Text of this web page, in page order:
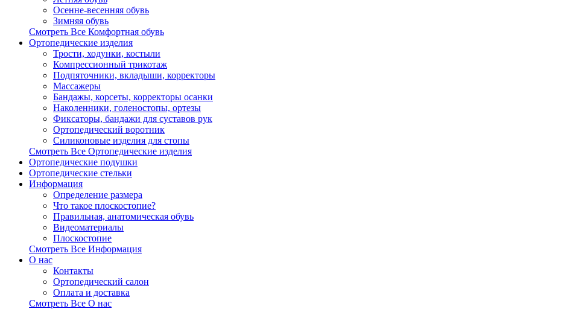
Осенне-весенняя обувь
Зимняя обувь
Смотреть Все Комфортная обувь
Ортопедические изделия
Трости, ходунки, костыли
Компрессионный трикотаж
Подпяточники, вкладыши, корректоры
Массажеры
Бандажы, корсеты, корректоры осанки
Наколенники, голеностопы, ортезы
Фиксаторы, бандажи для суставов рук
Ортопедический воротник
Силиконовые изделия для стопы
Смотреть Все Ортопедические изделия
Ортопедические подушки
Ортопедические стельки
Информация
Определение размера
Что такое плоскостопие?
Правильная, анатомическая обувь
Видеоматериалы
Плоскостопие
Смотреть Все Информация
О нас
Контакты
Ортопедический салон
Оплата и доставка
Смотреть Все О нас